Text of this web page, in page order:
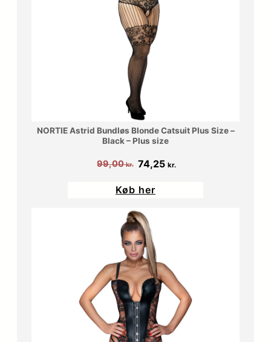
NORTIE Astrid Bundløs Blonde Catsuit Plus Size –
Black – Plus size
99,00kr. Den
pris
var:
99,00 kr..
74,25 kr.
Køb her